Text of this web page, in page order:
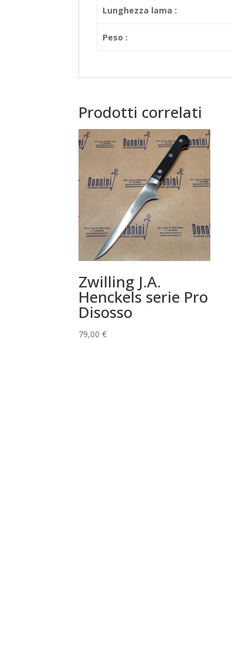
Lunghezza lama :
Peso :
Prodotti correlati
Zwilling J.A.
Henckels serie Pro
Disosso
79,00€